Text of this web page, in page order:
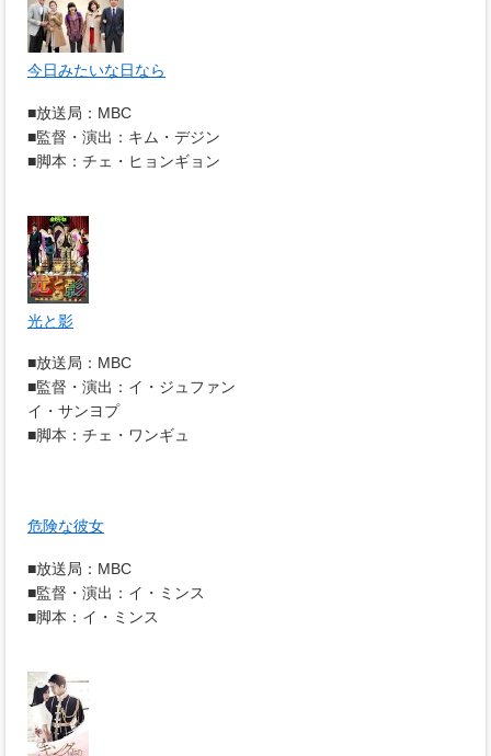
今日みたいな日なら
■放送局：MBC
■監督・演出：キム・デジン
■脚本：チェ・ヒョンギョン
光と影
■放送局：MBC
■監督・演出：イ・ジュファン
イ・サンヨプ
■脚本：チェ・ワンギュ
危険な彼女
■放送局：MBC
■監督・演出：イ・ミンス
■脚本：イ・ミンス